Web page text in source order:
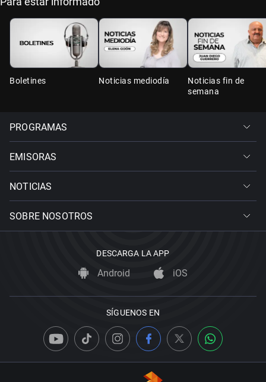
Boletines Noticias mediodía
Noticias fin de
semana
PROGRAMAS
EMISORAS
NOTICIAS
SOBRE NOSOTROS
DESCARGA LA APP
Android iOS
SÍGUENOS EN